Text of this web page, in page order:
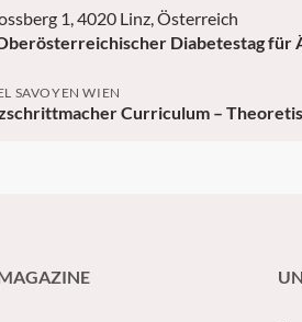
1, 4020 Linz, Österreich
Diabetestag für
SAVOYEN WIEN
Curriculum –